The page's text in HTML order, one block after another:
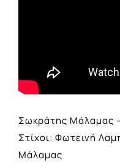
Σωκράτης Μάλαμας
Στίχοι: Φωτεινή
Μάλαμας